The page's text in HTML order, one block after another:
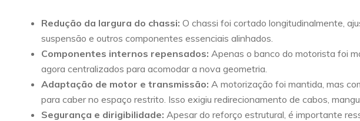
Redução da largura do chassi: O chassi foi cortado longitudinalmente,
suspensão e outros componentes essenciais alinhados.
Componentes internos repensados: Apenas o banco do motorista foi
agora centralizados para acomodar a nova geometria.
Adaptação de motor e transmissão: A motorização foi mantida, mas
para caber no espaço restrito. Isso exigiu redirecionamento de cabos,
Segurança e dirigibilidade: Apesar do reforço estrutural, é importante